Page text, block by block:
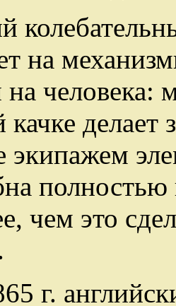
на
человека:
делает
экипажем
полностью
чем это
г.